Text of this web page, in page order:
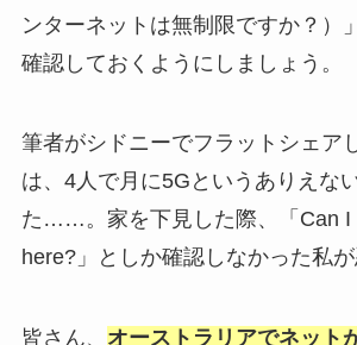
ンターネットは無制限ですか？）
確認しておくようにしましょう。
筆者がシドニーでフラットシェア
は、4人で月に5Gというありえな
た……。家を下見した際、「Can I
here?」としか確認しなかった私が
皆さん、 オーストラリアでネット